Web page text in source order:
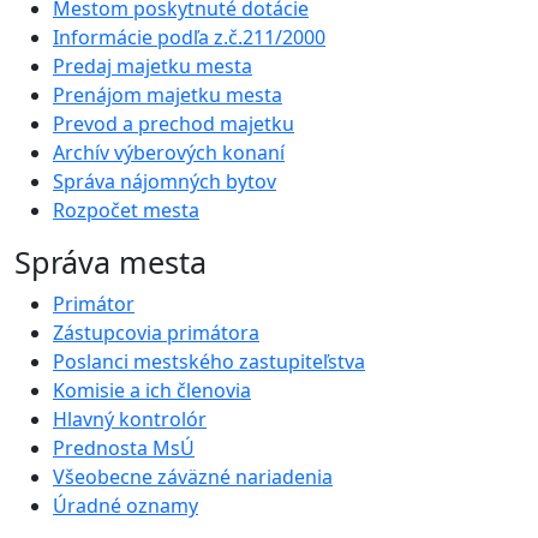
Mestom poskytnuté dotácie
Informácie podľa z.č.211/2000
Predaj majetku mesta
Prenájom majetku mesta
Prevod a prechod majetku
Archív výberových konaní
Správa nájomných bytov
Rozpočet mesta
Správa mesta
Primátor
Zástupcovia primátora
Poslanci mestského zastupiteľstva
Komisie a ich členovia
Hlavný kontrolór
Prednosta MsÚ
Všeobecne záväzné nariadenia
Úradné oznamy